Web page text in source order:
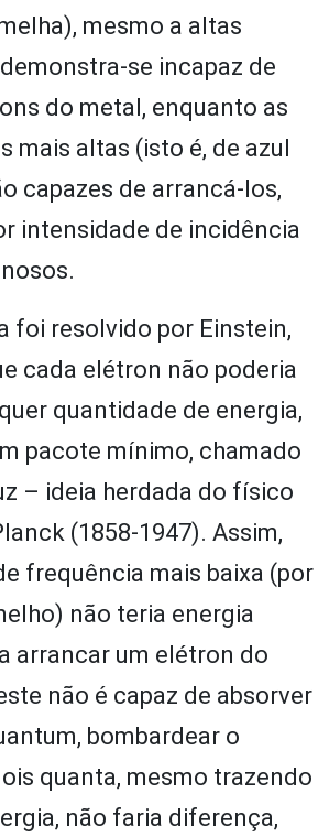
mesmo a altas
se incapaz de
do metal, enquanto as
mais altas (isto é, de azul
capazes de arrancá-los,
intensidade de incidência
foi resolvido por Einstein,
cada elétron não poderia
quantidade de energia,
pacote mínimo, chamado
– ideia herdada do físico
(1858-1947). Assim,
frequência mais baixa (por
não teria energia
arrancar um elétron do
não é capaz de absorver
bombardear o
quanta, mesmo trazendo
não faria diferença,